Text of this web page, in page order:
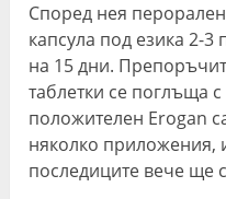
Според нея
капсула под езика 2-
на 15 дни.
таблетки се поглъща
положителен Erogan
няколко приложения,
последиците вече ще